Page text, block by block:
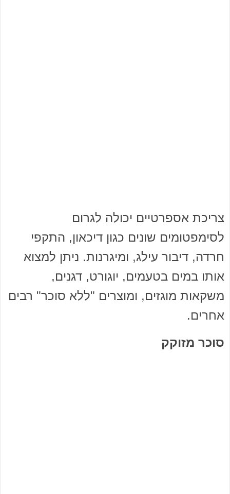
צריכת אספרטיים יכולה לגרום
לסימפטומים שונים כגון דיכאון, התקפי
חרדה, דיבור עילג, ומיגרנות. ניתן למצוא
אותו במים בטעמים, יוגורט, דגנים,
משקאות מוגזים, ומוצרים "ללא סוכר" רבים
אחרים.
סוכר מזוקק